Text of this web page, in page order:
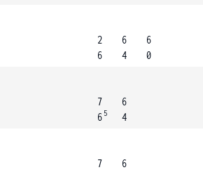
2
6
6
4
6
0
7
6 5
6
4
7
6